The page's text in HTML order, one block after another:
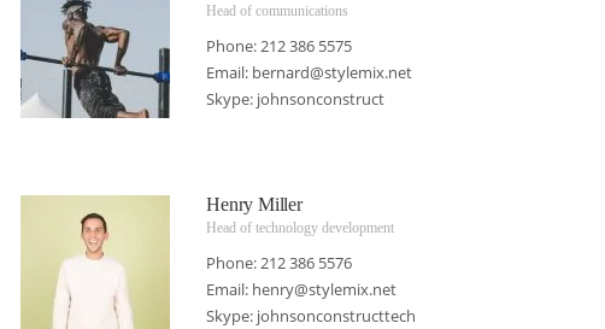
Head of communications
Phone: 212 386 5575
Email: bernard@stylemix.net
Skype: johnsonconstruct
Henry Miller
Head of technology development
Phone: 212 386 5576
Email: henry@stylemix.net
Skype: johnsonconstructtech